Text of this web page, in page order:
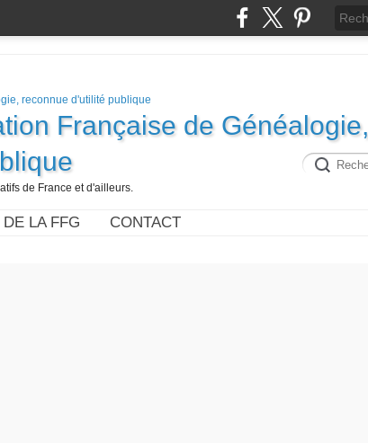
Française de Généalogie,
de France et d'ailleurs.
LA FFG CONTACT